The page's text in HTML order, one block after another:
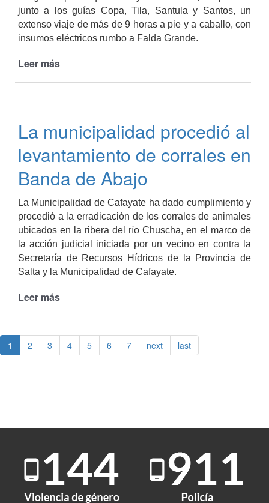
junto a los guías Copa, Tila, Santula y Santos, un
extenso viaje de más de 9 horas a pie y a caballo, con
insumos eléctricos rumbo a Falda Grande.
Leer más
Falda
Grande
La municipalidad procedió al
levantamiento de corrales en
Banda de Abajo
La Municipalidad de Cafayate ha dado cumplimiento y
procedió a la erradicación de los corrales de animales
ubicados en la ribera del río Chuscha, en el marco de
la acción judicial iniciada por un vecino en contra la
Secretaría de Recursos Hídricos de la Provincia de
Salta y la Municipalidad de Cafayate.
Leer más
procedió
al
de
1 2 3 4 5 6 7 next last